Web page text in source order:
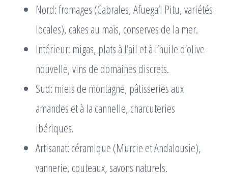
Nord: fromages (Cabrales, Afuega’l Pitu, variétés
locales), cakes au maïs, conserves de la mer.
Intérieur: migas, plats à l’ail et à l’huile d’olive
nouvelle, vins de domaines discrets.
Sud: miels de montagne, pâtisseries aux
amandes et à la cannelle, charcuteries
ibériques.
Artisanat: céramique (Murcie et Andalousie),
vannerie, couteaux, savons naturels.